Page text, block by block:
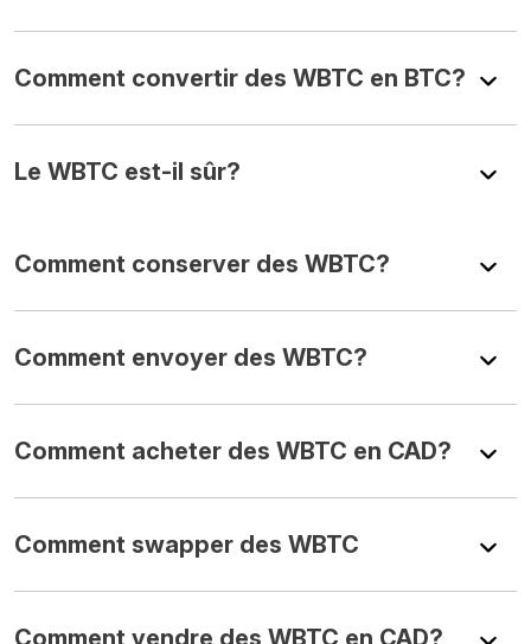
Comment convertir des WBTC en BTC?
Le WBTC est-il sûr?
Comment conserver des WBTC?
Comment envoyer des WBTC?
Comment acheter des WBTC en CAD?
Comment swapper des WBTC
Comment vendre des WBTC en CAD?